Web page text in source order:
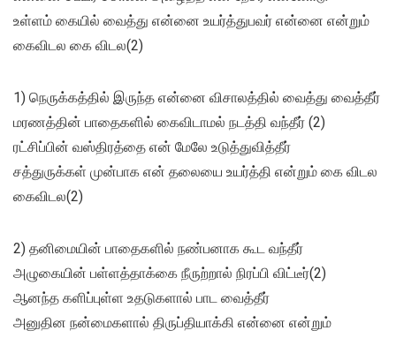
உள்ளம் கையில் வைத்து என்னை உயர்த்துபவர் என்னை என்றும்
கைவிடல கை விடல(2)
1) நெருக்கத்தில் இருந்த என்னை விசாலத்தில் வைத்து வைத்தீர்
மரணத்தின் பாதைகளில் கைவிடாமல் நடத்தி வந்தீர் (2)
ரட்சிப்பின் வஸ்திரத்தை என் மேலே உடுத்துவித்தீர்
சத்துருக்கள் முன்பாக என் தலையை உயர்த்தி என்றும் கை விடல
கைவிடல(2)
2) தனிமையின் பாதைகளில் நண்பனாக கூட வந்தீர்
அழுகையின் பள்ளத்தாக்கை நீருற்றால் நிரப்பி விட்டீர்(2)
ஆனந்த களிப்புள்ள உதடுகளால் பாட வைத்தீர்
அனுதின நன்மைகளால் திருப்தியாக்கி என்னை என்றும்